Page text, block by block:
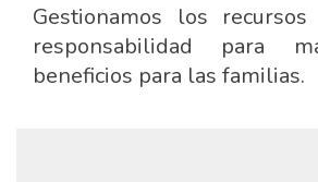
Gestionamos los
responsabilidad para
beneficios para las familias.